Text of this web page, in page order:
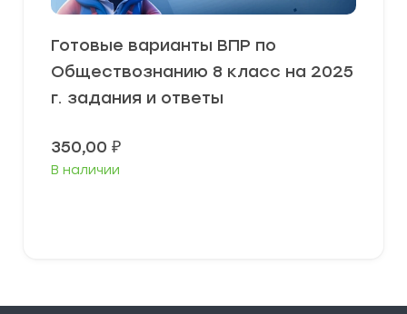
Готовые варианты ВПР по
Обществознанию 8 класс на 2025
г. задания и ответы
350,00 ₽
В наличии